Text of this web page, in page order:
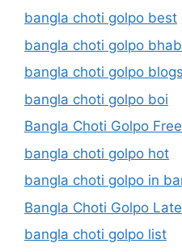
bangla choti golpo best
bangla choti golpo
bangla choti golpo
bangla choti golpo boi
Bangla Choti Golpo Free
bangla choti golpo hot
bangla choti golpo in
Bangla Choti Golpo
bangla choti golpo list